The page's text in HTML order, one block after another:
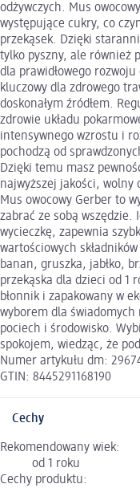
odżywczych. Mus
występujące cukry, co
przekąsek. Dzięki
tylko pyszny, ale również
dla prawidłowego
kluczowy dla zdrowego
doskonałym źródłem.
zdrowie układu
intensywnego wzrostu i
pochodzą od
Dzięki temu masz
najwyższej jakości, wolny
Mus owocowy Gerber to
zabrać ze sobą wszędzie.
wycieczkę, zapewnia
wartościowych
banan, gruszka, jabłko,
przekąska dla dzieci od 1
błonnik i zapakowany w
wyborem dla świadomych
pociech i środowisko.
spokojem, wiedząc, że
Numer artykułu dm:
GTIN: 8445291168190
Cechy
Rekomendowany wiek:
od 1 roku
Cechy produktu: